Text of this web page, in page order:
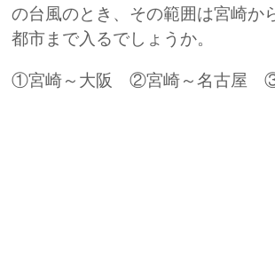
の台風のとき、その範囲は宮崎か
都市まで入るでしょうか。
①宮崎～大阪 ②宮崎～名古屋 ③